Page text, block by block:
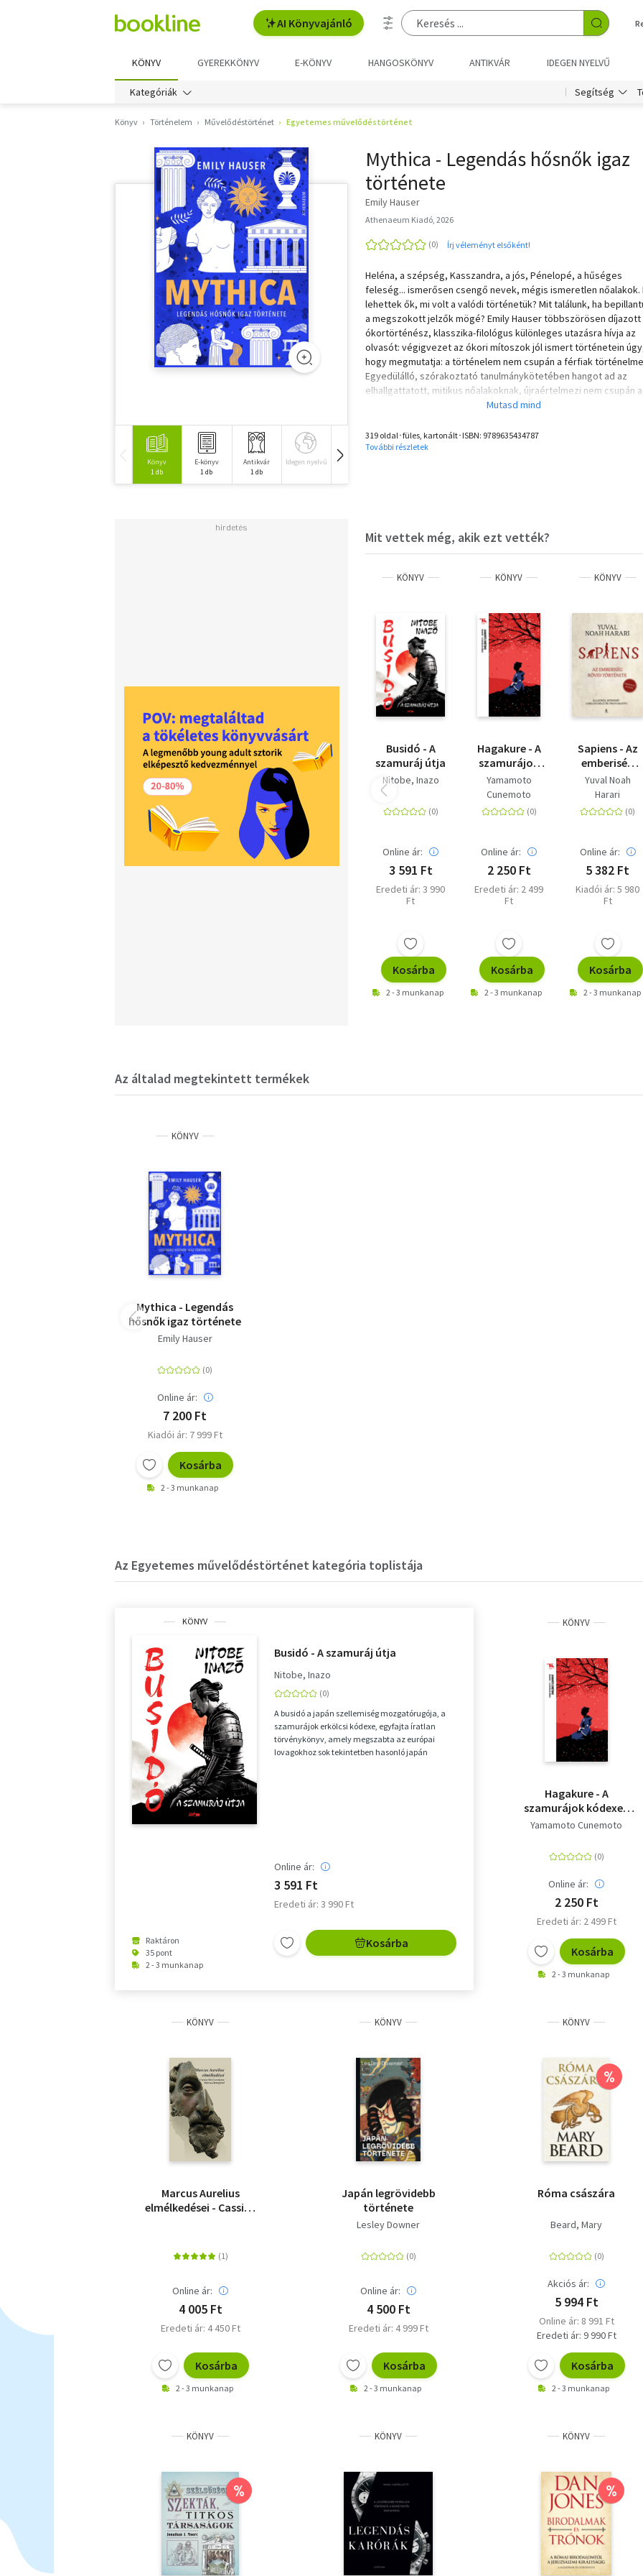
AI Könyvajánló
KÖNYV GYEREKKÖNYV E-KÖNYV HANGOSKÖNYV ANTIKVÁR IDEGEN NYELVŰ
Kategóriák Segítség
Könyv Történelem Művelődéstörténet Egyetemes művelődéstörténet
Könyv
1 db
E-könyv
1 db
Antikvár
1 db
Idegen nyelvű Hangoskönyv
Mythica - Legendás hősnők igaz
története
Emily Hauser
Athenaeum Kiadó, 2026
Írj véleményt elsőként!
Heléna, a szépség, Kasszandra, a jós, Pénelopé, a hűséges
feleség... ismerősen csengő nevek, mégis ismeretlen nőalakok.
lehettek ők, mi volt a valódi történetük? Mit találunk, ha
a megszokott jelzők mögé? Emily Hauser többszörösen
ókortörténész, klasszika-filológus különleges utazásra hívja az
olvasót: végigvezet az ókori mítoszok jól ismert történetein
hogy megmutatja: a történelem nem csupán a férfiak
Egyedülálló, szórakoztató tanulmánykötetében hangot ad az
elhallgattatott, mitikus nőalakoknak, újraértelmezi nem csupán
ókori világot, de ennek fényében a nyugati történelem
közérthető, olvasmányos mű. Miközben bemutatja a homéroszi
eposzok nőalakjainak történetét, leás az eposzok mögötti
319 oldal･füles, kartonált･ISBN: 9789635434787
További részletek
Mit vettek még, akik ezt vették?
KÖNYV
Busidó - A
szamuráj útja
Nitobe, Inazo
Online ár:
3 591 Ft
Eredeti ár: 3 990
Ft
Kosárba
2 - 3 munkanap
KÖNYV
Hagakure - A
szamurájok
kódexe -
Trubadúr
Zsebkönyvek
6.
Yamamoto
Cunemoto
Online ár:
2 250 Ft
Eredeti ár: 2 499
Ft
Kosárba
2 - 3 munkanap
KÖNYV
Sapiens - Az
emberiség
rövid
története -
Frissített
kiadás
Yuval Noah
Harari
Online ár:
5 382 Ft
Kiadói ár: 5 980
Ft
Kosárba
2 - 3 munkanap
Az általad megtekintett termékek
KÖNYV
Mythica - Legendás
hősnők igaz története
Emily Hauser
Online ár:
7 200 Ft
Kiadói ár: 7 999 Ft
Kosárba
2 - 3 munkanap
Az Egyetemes művelődéstörténet kategória toplistája
KÖNYV
Raktáron
35 pont
2 - 3 munkanap
Busidó - A szamuráj útja
Nitobe, Inazo
A busidó a japán szellemiség mozgatórugója, a
szamurájok erkölcsi kódexe, egyfajta íratlan
törvénykönyv, amely megszabta az európai
lovagokhoz sok tekintetben hasonló japán
Online ár:
3 591 Ft
Eredeti ár: 3 990 Ft
Kosárba
KÖNYV
Hagakure - A
szamurájok kódexe -
Trubadúr Zsebkönyvek
Yamamoto Cunemoto
Online ár:
2 250 Ft
Eredeti ár: 2 499 Ft
Kosárba
2 - 3 munkanap
KÖNYV
Marcus Aurelius
elmélkedései - Cassius
Online ár:
4 005 Ft
Eredeti ár: 4 450 Ft
Kosárba
2 - 3 munkanap
KÖNYV
Japán legrövidebb
története
Lesley Downer
Online ár:
4 500 Ft
Eredeti ár: 4 999 Ft
Kosárba
2 - 3 munkanap
KÖNYV
%
Róma császára
Beard, Mary
Akciós ár:
5 994 Ft
Online ár: 8 991 Ft
Eredeti ár: 9 990 Ft
Kosárba
2 - 3 munkanap
KÖNYV
%
KÖNYV KÖNYV
%